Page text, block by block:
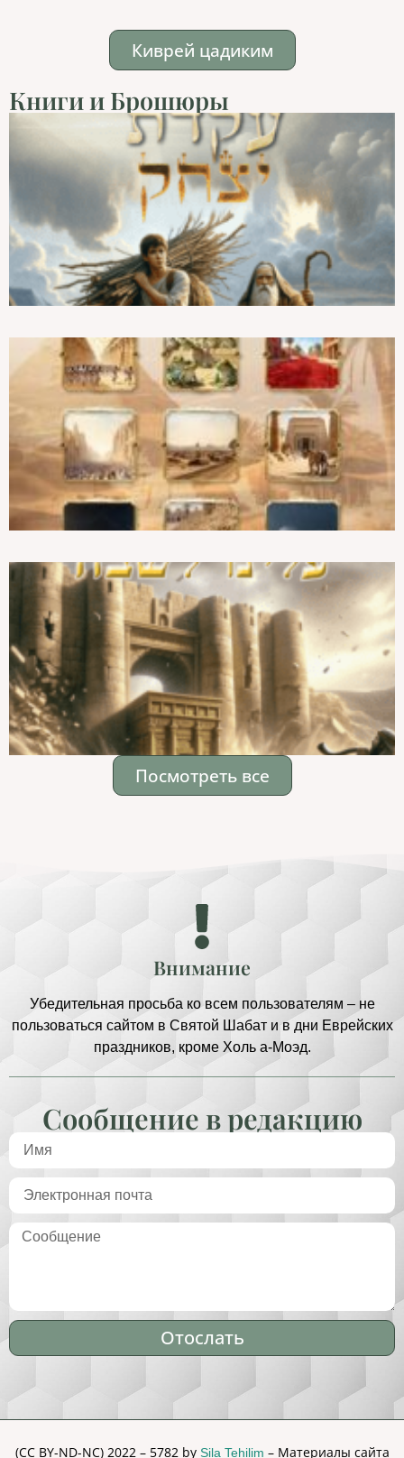
Киврей цадиким
Книги и Брошюры
Посмотреть все
Внимание
Убедительная просьба ко всем пользователям – не
пользоваться сайтом в Святой Шабат и в дни Еврейских
праздников, кроме Холь а-Моэд.
Сообщение в редакцию
Отослать
(CC BY-ND-NC) 2022 – 5782 by Sila Tehilim – Материалы сайта